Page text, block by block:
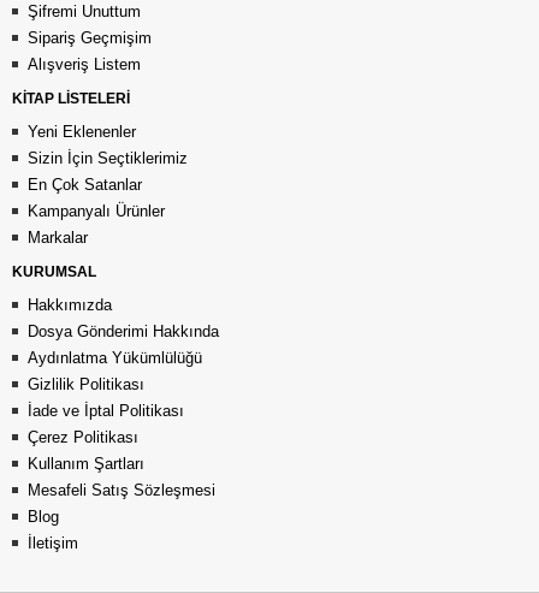
Şifremi Unuttum
Sipariş Geçmişim
Alışveriş Listem
KİTAP LİSTELERİ
Yeni Eklenenler
Sizin İçin Seçtiklerimiz
En Çok Satanlar
Kampanyalı Ürünler
Markalar
KURUMSAL
Hakkımızda
Dosya Gönderimi Hakkında
Aydınlatma Yükümlülüğü
Gizlilik Politikası
İade ve İptal Politikası
Çerez Politikası
Kullanım Şartları
Mesafeli Satış Sözleşmesi
Blog
İletişim